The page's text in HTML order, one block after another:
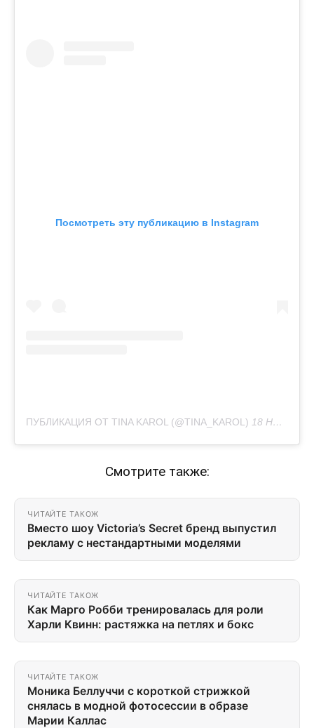
Посмотреть эту публикацию в Instagram
ПУБЛИКАЦИЯ ОТ TINA KAROL (@TINA_KAROL) 18 НОЯ 2019 В 1:14 PST
Смотрите также:
ЧИТАЙТЕ ТАКОЖ
Вместо шоу Victoria’s Secret бренд выпустил
рекламу с нестандартными моделями
ЧИТАЙТЕ ТАКОЖ
Как Марго Робби тренировалась для роли
Харли Квинн: растяжка на петлях и бокс
ЧИТАЙТЕ ТАКОЖ
Моника Беллуччи с короткой стрижкой
снялась в модной фотосессии в образе
Марии Каллас